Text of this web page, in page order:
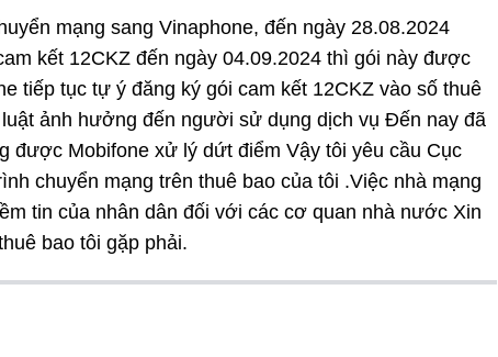
mạng sang Vinaphone, đến ngày 28.08.2024
kết 12CKZ đến ngày 04.09.2024 thì gói này được
tiếp tục tự ý đăng ký gói cam kết 12CKZ vào số thuê
ảnh hưởng đến người sử dụng dịch vụ Đến nay đã
được Mobifone xử lý dứt điểm Vậy tôi yêu cầu Cục
chuyển mạng trên thuê bao của tôi .Việc nhà mạng
tin của nhân dân đối với các cơ quan nhà nước Xin
bao tôi gặp phải.